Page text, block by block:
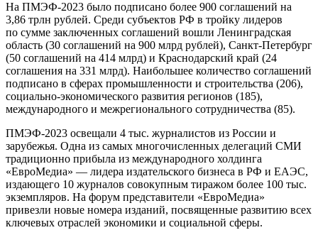
На ПМЭФ-2023 было подписано более 900 соглашений на
3,86 трлн рублей. Среди субъектов РФ в тройку лидеров
по сумме заключенных соглашений вошли Ленинградская
область (30 соглашений на 900 млрд рублей), Санкт-Петербург
(50 соглашений на 414 млрд) и Краснодарский край (24
соглашения на 331 млрд). Наибольшее количество соглашений
подписано в сферах промышленности и строительства (206),
социально-экономического развития регионов (185),
международного и межрегионального сотрудничества (85).
ПМЭФ-2023 освещали 4 тыс. журналистов из России и
зарубежья. Одна из самых многочисленных делегаций СМИ
традиционно прибыла из международного холдинга
«ЕвроМедиа» — лидера издательского бизнеса в РФ и ЕАЭС,
издающего 10 журналов совокупным тиражом более 100 тыс.
экземпляров. На форум представители «ЕвроМедиа»
привезли новые номера изданий, посвященные развитию всех
ключевых отраслей экономики и социальной сферы.